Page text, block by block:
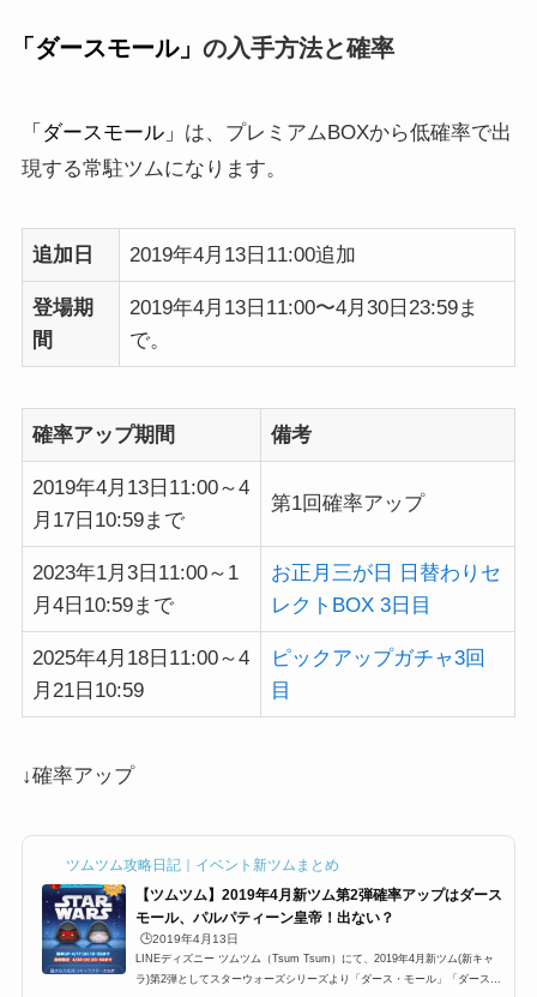
「ダースモール」 の入手方法と確率
「ダースモール」 は、プレミアムBOXから低確率で出
現する常駐ツムになります。
追加日 2019年4月13日11:00追加
登場期
間
2019年4月13日11:00〜4月30日23:59ま
で。
確率アップ期間 備考
2019年4月13日11:00～4
月17日10:59まで
第1回確率アップ
2023年1月3日11:00～1
月4日10:59まで
お正月三が日 日替わりセ
レクトBOX 3日目
2025年4月18日11:00～4
月21日10:59
ピックアップガチャ3回
目
↓確率アップ
ツムツム攻略日記｜イベント新ツムまとめ
【ツムツム】2019年4月新ツム第2弾確率アップはダース
モール、パルパティーン皇帝！出ない？
🕒️2019年4月13日
LINEディズニー ツムツム（Tsum Tsum）にて、2019年4月新ツム(新キャ
ラ)第2弾としてスターウォーズシリーズより「ダース・モール」「ダース・